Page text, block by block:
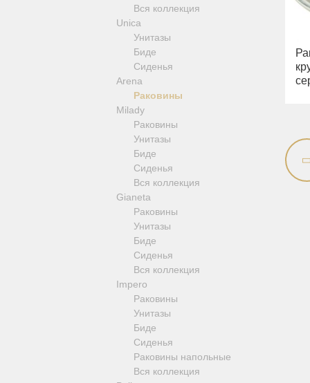
Prestige New
Princeton
Princeton Plus
Provance
Reversa
Revival
Sirius
Syntesi
Tenesi
Vivaldi
Девиаторы
Напольные смесители
Смесители для кухни
Вся коллекция
Unica
Унитазы
Биде
Сиденья
Arena
Раковины
Milady
Раковины
Унитазы
Биде
Сиденья
Вся коллекция
Gianeta
Раковины
Унитазы
Биде
Сиденья
Вся коллекция
Impero
Раковины
Унитазы
Биде
Сиденья
Раковины напольные
Вся коллекция